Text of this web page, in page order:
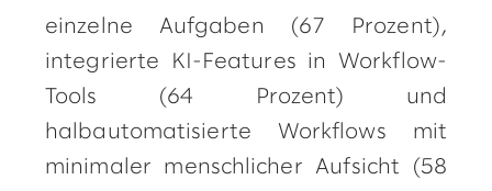
einzelne Aufgaben (67 Prozent),
integrierte KI-Features in Workflow-
Tools (64 Prozent) und
halbautomatisierte Workflows mit
minimaler menschlicher Aufsicht (58